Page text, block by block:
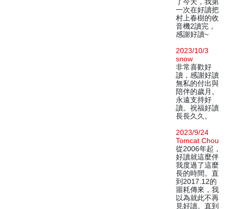
一次在好讀把
村上春樹的收
音機2讀完，
感謝好讀~
2023/10/3
snow
非常喜歡好
讀，感謝好讀
無私的付出與
陪伴的歲月。
永遠支持好
讀。祝福好讀
長長久久。
2023/9/24
Tomcat Chou
從2006年起，
好讀就這麼伴
我度過了這麼
長的時間。直
到2017.12的
噩耗傳來，我
以為就此不再
見好讀。直到